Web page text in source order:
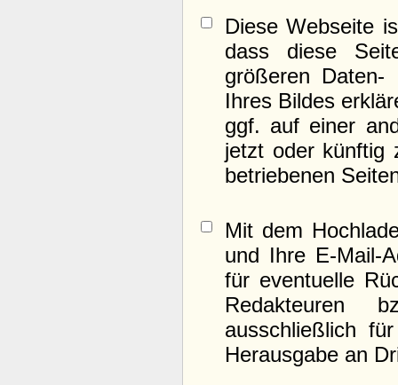
Diese Webseite
dass diese
größeren Daten-
Ihres Bildes
ggf. auf einer
jetzt oder künftig
betriebenen
Mit dem
und Ihre E-Mail-
für eventuelle
Redakteuren
ausschließlich
Herausgabe an